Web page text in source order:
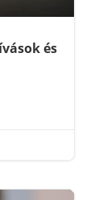
és